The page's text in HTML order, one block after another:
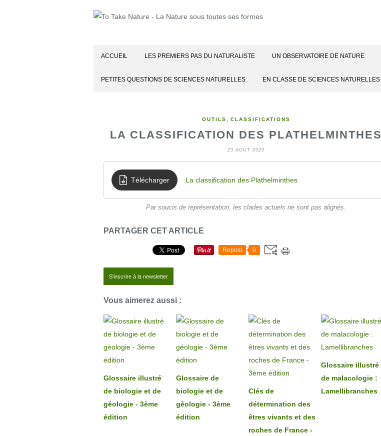
ACCUEIL LES PREMIERS PAS DU NATURALISTE UN OBSERVATOIRE DE NATURE
PETITES QUESTIONS DE SCIENCES NATURELLES EN CLASSE DE SCIENCES NATURELLES
OUTILS CLASSIFICATIONS
LA CLASSIFICATION DES PLATHELMINTHES
23 AOÛT 2020
Télécharger La classification des Plathelminthes
Par soucis de représentation, les clades actuels ne sont pas alignés.
PARTAGER CET ARTICLE
Repost 0
S'inscrire à la newsletter
Vous aimerez aussi :
Glossaire illustré
de biologie et de
géologie - 3ème
édition
Glossaire de
biologie et de
géologie - 3ème
édition
Clés de
détermination des
êtres vivants et des
roches de France -
Glossaire illustré
de malacologie :
Lamellibranches